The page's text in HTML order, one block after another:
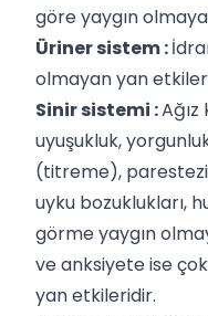
göre yaygın
Üriner sistem :
olmayan yan
Sinir sistemi :
uyuşukluk,
(titreme),
uyku bozuklukları,
görme yaygın
ve anksiyete ise
yan etkileridir.